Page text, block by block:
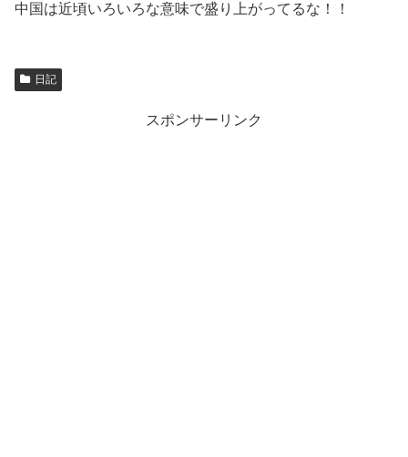
中国は近頃いろいろな意味で盛り上がってるな！！
日記
スポンサーリンク